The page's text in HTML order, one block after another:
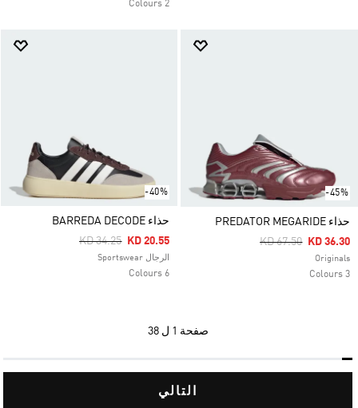
2 Colours
-45%
حذاء PREDATOR MEGARIDE
Price Reduced
KD 67.50ToKD 36.30
Originals
3 Colours
-40%
حذاء BARREDA DECODE
Price Reduced From
KD 34.25ToKD 20.55
الرجال Sportswear
6 Colours
صفحة 1 ل 38
التالي